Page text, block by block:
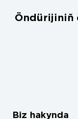
Öndürijiniň
Biz hakynda